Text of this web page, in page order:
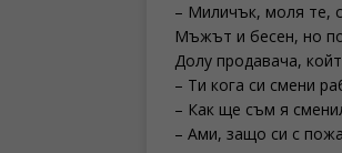
– Миличък, моля те,
Мъжът и бесен, но
Долу продавача,
– Ти кога си смени
– Как ще съм я
– Ами, защо си с